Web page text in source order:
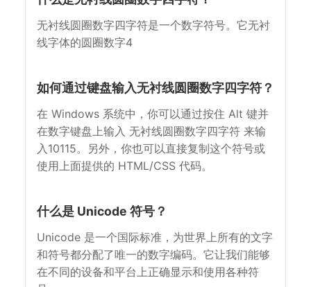
无衬线圆圈数字四字符是一个数字符号。它无衬
线字体的圆圈数字4
如何通过键盘输入无衬线圆圈数字四字符？
在 Windows 系统中，你可以通过按住 Alt 键并
在数字键盘上输入 无衬线圆圈数字四字符 来输
入10115。另外，你也可以直接复制这个符号或
使用上面提供的 HTML/CSS 代码。
什么是 Unicode 符号？
Unicode 是一个国际标准，为世界上所有的文字
和符号都分配了唯一的数字编码。它让我们能够
在不同的设备和平台上正确显示和使用各种符